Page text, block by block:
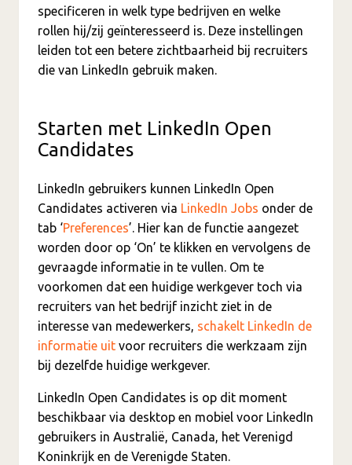
specificeren in welk type bedrijven en welke
rollen hij/zij geïnteresseerd is. Deze instellingen
leiden tot een betere zichtbaarheid bij recruiters
die van LinkedIn gebruik maken.
Starten met LinkedIn Open
Candidates
LinkedIn gebruikers kunnen LinkedIn Open
Candidates activeren via LinkedIn Jobs onder de
tab ‘Preferences’. Hier kan de functie aangezet
worden door op ‘On’ te klikken en vervolgens de
gevraagde informatie in te vullen. Om te
voorkomen dat een huidige werkgever toch via
recruiters van het bedrijf inzicht ziet in de
interesse van medewerkers, schakelt LinkedIn de
informatie uit voor recruiters die werkzaam zijn
bij dezelfde huidige werkgever.
LinkedIn Open Candidates is op dit moment
beschikbaar via desktop en mobiel voor LinkedIn
gebruikers in Australië, Canada, het Verenigd
Koninkrijk en de Verenigde Staten.